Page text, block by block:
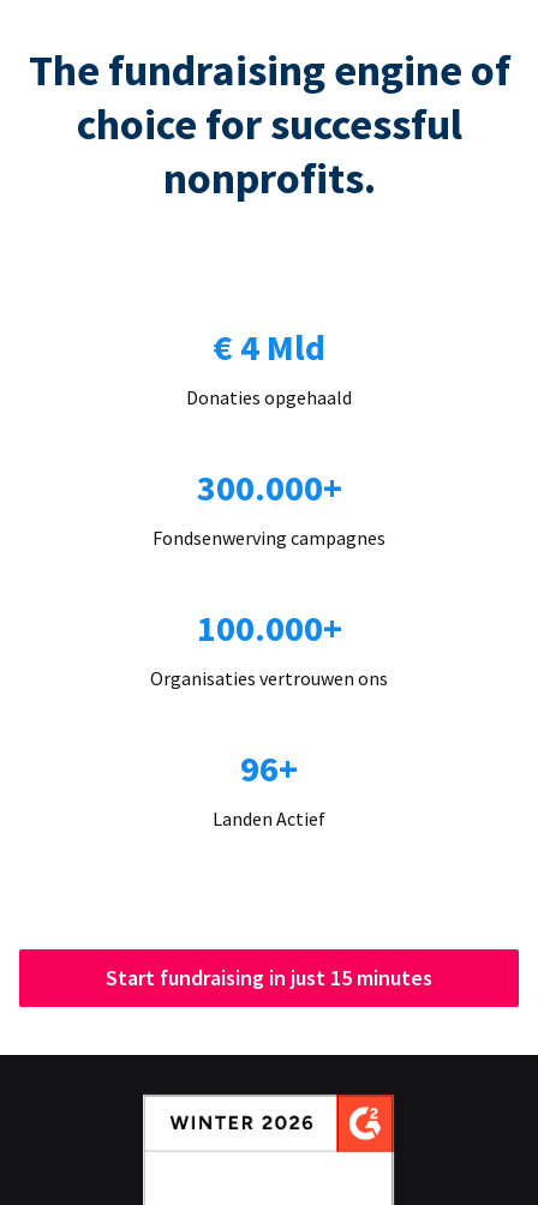
The fundraising engine of
choice for successful
nonprofits.
€ 4 Mld
Donaties opgehaald
300.000+
Fondsenwerving campagnes
100.000+
Organisaties vertrouwen ons
96+
Landen Actief
Start fundraising in just 15 minutes